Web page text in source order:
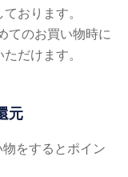
おります。
てのお買い物時に
だけます。
元
をするとポイン